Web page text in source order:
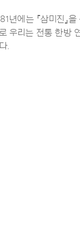
년에는 『삼미진』
우리는 전통 한방
.